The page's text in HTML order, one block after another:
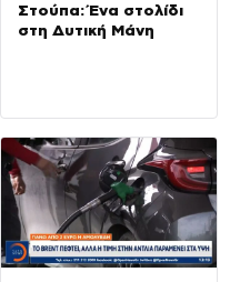
Στούπα: Ένα στολίδι
στη Δυτική Μάνη